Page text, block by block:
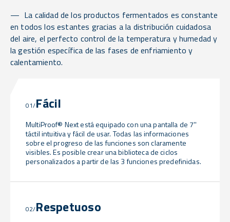
La calidad de los productos fermentados es constante
en todos los estantes gracias a la distribución cuidadosa
del aire, el perfecto control de la temperatura y humedad y
la gestión específica de las fases de enfriamiento y
calentamiento.
01/Fácil
MultiProof® Next está equipado con una pantalla de 7''
táctil intuitiva y fácil de usar. Todas las informaciones
sobre el progreso de las funciones son claramente
visibles. Es posible crear una biblioteca de ciclos
personalizados a partir de las 3 funciones predefinidas.
02/Respetuoso